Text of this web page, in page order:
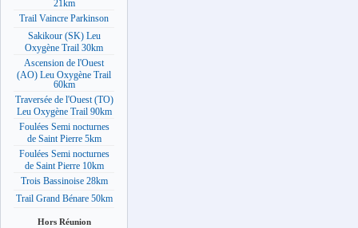
21km
Trail Vaincre Parkinson
Sakikour (SK) Leu
Oxygène Trail 30km
Ascension de l'Ouest
(AO) Leu Oxygène Trail
60km
Traversée de l'Ouest (TO)
Leu Oxygène Trail 90km
Foulées Semi nocturnes
de Saint Pierre 5km
Foulées Semi nocturnes
de Saint Pierre 10km
Trois Bassinoise 28km
Trail Grand Bénare 50km
Hors Réunion